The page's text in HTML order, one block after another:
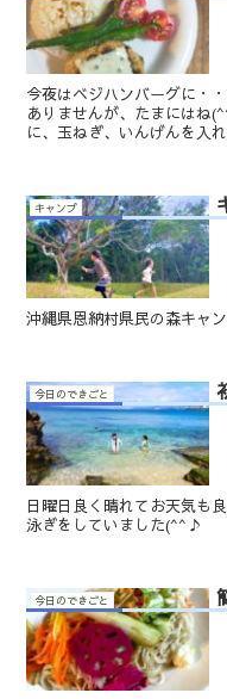
今夜はベジハンバーグに・
ありませんが、たまにはね
に、玉ねぎ、いんげんを入
キャンプ
沖縄県恩納村県民の森キャ
今日のできごと
日曜日良く晴れてお天気も
泳ぎをしていました(^^♪
今日のできごと